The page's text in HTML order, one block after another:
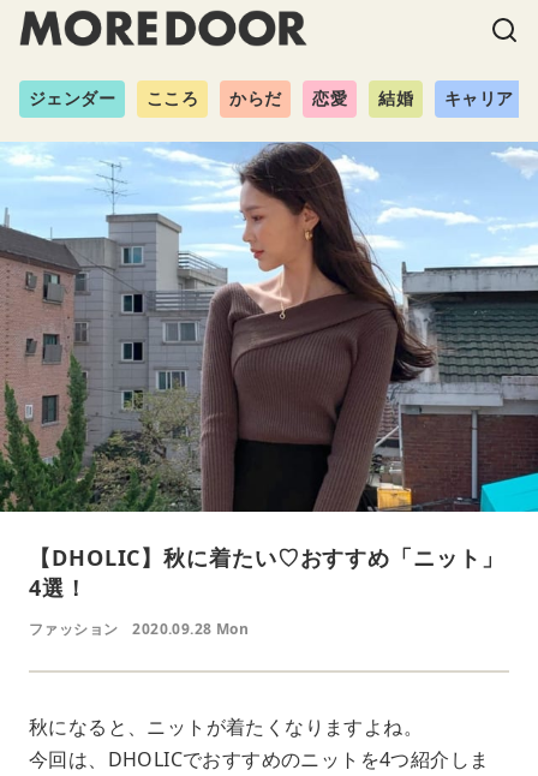
ジェンダー こころ からだ 恋愛 結婚 キャリア
【DHOLIC】秋に着たい♡おすすめ「ニット」
4選！
ファッション 2020.09.28 Mon
秋になると、ニットが着たくなりますよね。
今回は、DHOLICでおすすめのニットを4つ紹介しま